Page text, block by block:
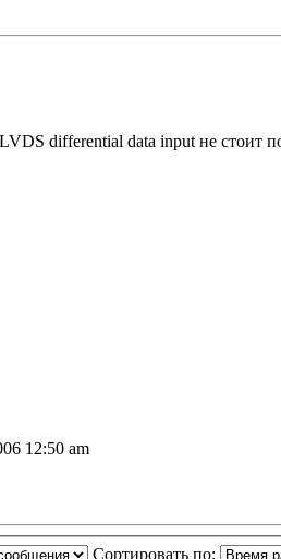
differential data input не стоит
12:50 am
Сортировать по: